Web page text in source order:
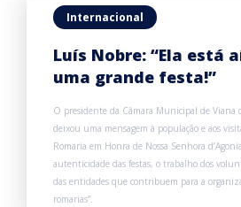
Internacional
Luís Nobre: “Ela está
uma grande festa!”
O presidente da Câmara Municipal de Viana
deixou uma mensagem à população e aos
Romaria em Honra de Nossa Senhora
autenticidade das festas, o trabalho dos
das entidades que contribuem para a
romarias”.